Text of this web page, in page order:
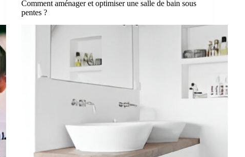
Comment aménager et optimiser une salle de bain sous
pentes ?